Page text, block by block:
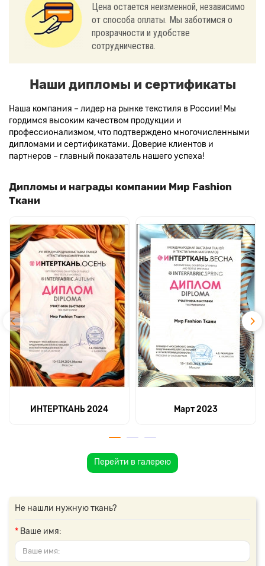
Цена остается неизменной, независимо
от способа оплаты. Мы заботимся о
прозрачности и удобстве
сотрудничества.
Наши дипломы и сертификаты
Наша компания – лидер на рынке текстиля в России! Мы
гордимся высоким качеством продукции и
профессионализмом, что подтверждено многочисленными
дипломами и сертификатами. Доверие клиентов и
партнеров – главный показатель нашего успеха!
Дипломы и награды компании Мир Fashion
Ткани
ИНТЕРТКАНЬ 2024 Март 2023
Перейти в галерею
Не нашли нужную ткань?
Ваше имя: